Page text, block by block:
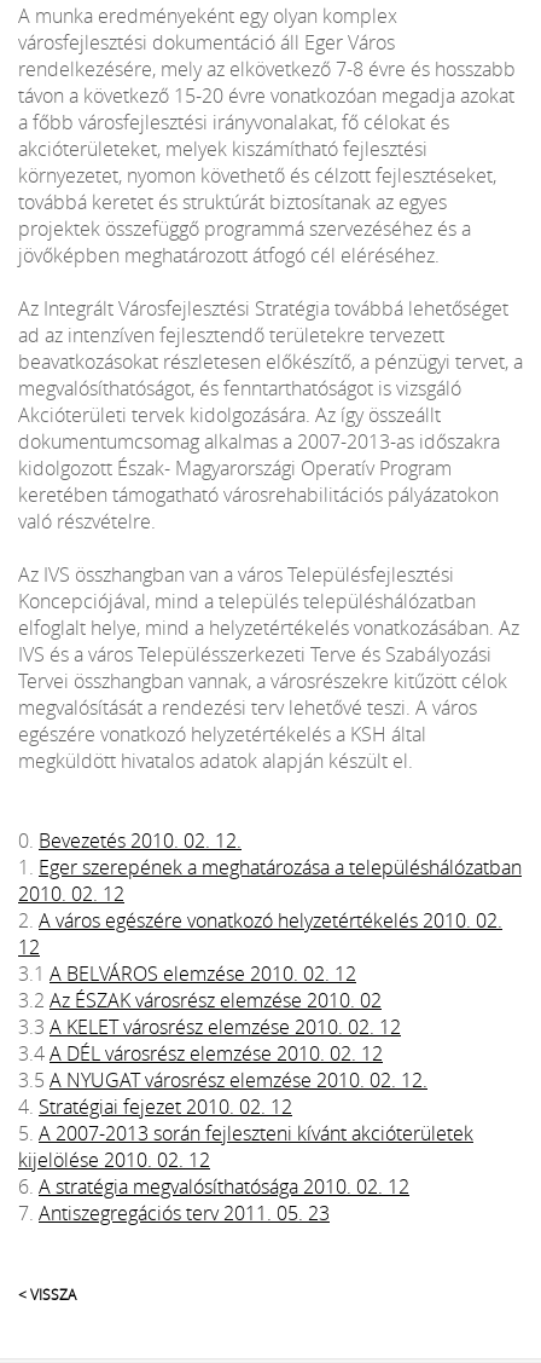
A munka eredményeként egy olyan komplex
városfejlesztési dokumentáció áll Eger Város
rendelkezésére, mely az elkövetkező 7-8 évre és hosszabb
távon a következő 15-20 évre vonatkozóan megadja azokat
a főbb városfejlesztési irányvonalakat, fő célokat és
akcióterületeket, melyek kiszámítható fejlesztési
környezetet, nyomon követhető és célzott fejlesztéseket,
továbbá keretet és struktúrát biztosítanak az egyes
projektek összefüggő programmá szervezéséhez és a
jövőképben meghatározott átfogó cél eléréséhez.
Az Integrált Városfejlesztési Stratégia továbbá lehetőséget
ad az intenzíven fejlesztendő területekre tervezett
beavatkozásokat részletesen előkészítő, a pénzügyi tervet, a
megvalósíthatóságot, és fenntarthatóságot is vizsgáló
Akcióterületi tervek kidolgozására. Az így összeállt
dokumentumcsomag alkalmas a 2007-2013-as időszakra
kidolgozott Észak- Magyarországi Operatív Program
keretében támogatható városrehabilitációs pályázatokon
való részvételre.
Az IVS összhangban van a város Településfejlesztési
Koncepciójával, mind a település településhálózatban
elfoglalt helye, mind a helyzetértékelés vonatkozásában. Az
IVS és a város Településszerkezeti Terve és Szabályozási
Tervei összhangban vannak, a városrészekre kitűzött célok
megvalósítását a rendezési terv lehetővé teszi. A város
egészére vonatkozó helyzetértékelés a KSH által
megküldött hivatalos adatok alapján készült el.
0. Bevezetés 2010. 02. 12.
1. Eger szerepének a meghatározása a településhálózatban
2010. 02. 12
2. A város egészére vonatkozó helyzetértékelés 2010. 02.
12
3.1 A BELVÁROS elemzése 2010. 02. 12
3.2 Az ÉSZAK városrész elemzése 2010. 02
3.3 A KELET városrész elemzése 2010. 02. 12
3.4A DÉL városrész elemzése 2010. 02. 12
3.5 A NYUGAT városrész elemzése 2010. 02. 12.
4. Stratégiai fejezet 2010. 02. 12
5. A 2007-2013 során fejleszteni kívánt akcióterületek
kijelölése 2010. 02. 12
6. A stratégia megvalósíthatósága 2010. 02. 12
7. Antiszegregációs terv 2011. 05. 23
< VISSZA